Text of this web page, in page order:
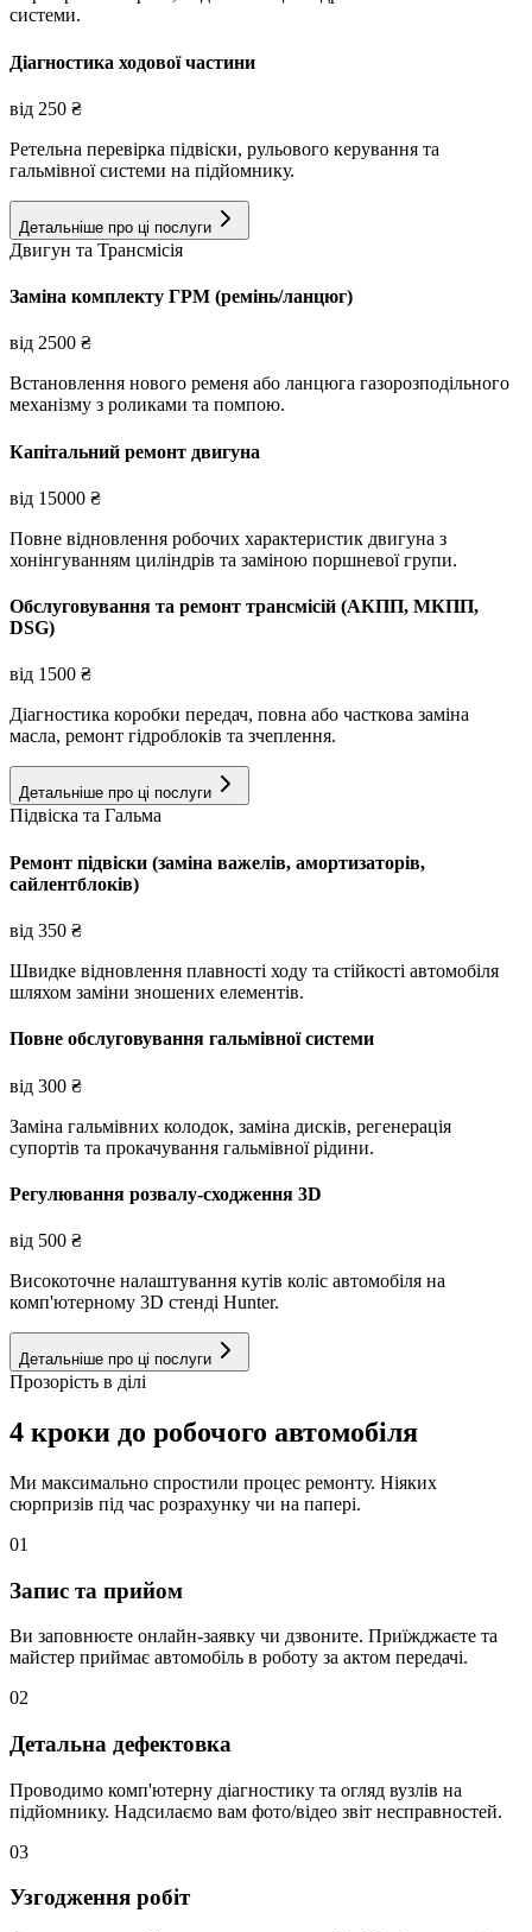
системи.
Діагностика ходової частини
від 250 ₴
Ретельна перевірка підвіски, рульового керування та
гальмівної системи на підйомнику.
Детальніше про ці послуги
Двигун та Трансмісія
Заміна комплекту ГРМ (ремінь/ланцюг)
від 2500 ₴
Встановлення нового ременя або ланцюга газорозподільного
механізму з роликами та помпою.
Капітальний ремонт двигуна
від 15000 ₴
Повне відновлення робочих характеристик двигуна з
хонінгуванням циліндрів та заміною поршневої групи.
Обслуговування та ремонт трансмісій (АКПП, МКПП,
DSG)
від 1500 ₴
Діагностика коробки передач, повна або часткова заміна
масла, ремонт гідроблоків та зчеплення.
Детальніше про ці послуги
Підвіска та Гальма
Ремонт підвіски (заміна важелів, амортизаторів,
сайлентблоків)
від 350 ₴
Швидке відновлення плавності ходу та стійкості автомобіля
шляхом заміни зношених елементів.
Повне обслуговування гальмівної системи
від 300 ₴
Заміна гальмівних колодок, заміна дисків, регенерація
супортів та прокачування гальмівної рідини.
Регулювання розвалу-сходження 3D
від 500 ₴
Високоточне налаштування кутів коліс автомобіля на
комп'ютерному 3D стенді Hunter.
Детальніше про ці послуги
Прозорість в ділі
4 кроки до робочого автомобіля
Ми максимально спростили процес ремонту. Ніяких
сюрпризів під час розрахунку чи на папері.
01
Запис та прийом
Ви заповнюєте онлайн-заявку чи дзвоните. Приїжджаєте та
майстер приймає автомобіль в роботу за актом передачі.
02
Детальна дефектовка
Проводимо комп'ютерну діагностику та огляд вузлів на
підйомнику. Надсилаємо вам фото/відео звіт несправностей.
03
Узгодження робіт